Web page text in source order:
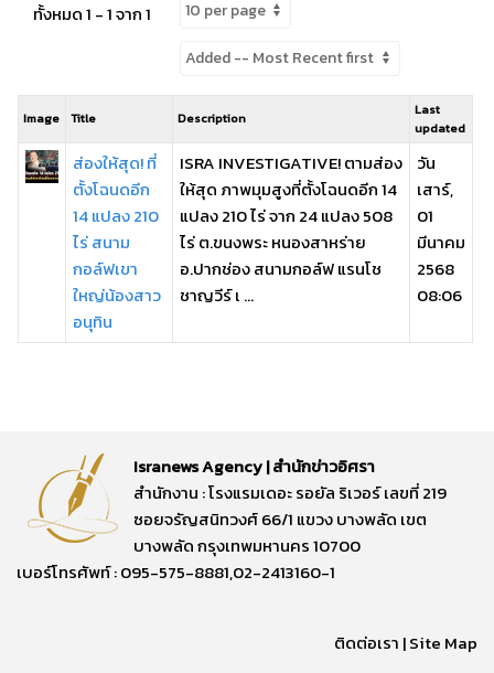
ทั้งหมด 1 - 1 จาก 1
Image Title Description
Last
updated
ส่องให้สุด! ที่
ตั้งโฉนดอีก
14 แปลง 210
ไร่ สนาม
กอล์ฟเขา
ใหญ่น้องสาว
อนุทิน
ISRA INVESTIGATIVE! ตามส่อง
ให้สุด ภาพมุมสูงที่ตั้งโฉนดอีก 14
แปลง 210 ไร่ จาก 24 แปลง 508
ไร่ ต.ขนงพระ หนองสาหร่าย
อ.ปากช่อง สนามกอล์ฟ แรนโช
ชาญวีร์ เ ...
วัน
เสาร์,
01
มีนาคม
2568
08:06
Isranews Agency | สำนักข่าวอิศรา
สำนักงาน : โรงแรมเดอะ รอยัล ริเวอร์ เลขที่ 219
ซอยจรัญสนิทวงศ์ 66/1 แขวง บางพลัด เขต
บางพลัด กรุงเทพมหานคร 10700
เบอร์โทรศัพท์ : 095-575-8881,02-2413160-1
ติดต่อเรา |Site Map